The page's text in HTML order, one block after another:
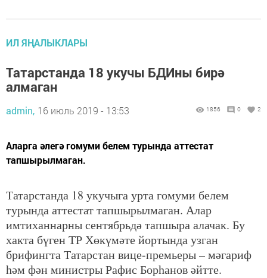
ИЛ ЯҢАЛЫКЛАРЫ
Татарстанда 18 укучы БДИны бирә
алмаган
admin, 16 июль 2019 - 13:53 1856 0 2
Аларга әлегә гомуми белем турында аттестат
тапшырылмаган.
Татарстанда 18 укучыга урта гомуми белем
турында аттестат тапшырылмаган. Алар
имтиханнарны сентябрьдә тапшыра алачак. Бу
хакта бүген ТР Хөкүмәте йортында узган
брифингта Татарстан вице-премьеры – мәгариф
һәм фән министры Рафис Борһанов әйтте.